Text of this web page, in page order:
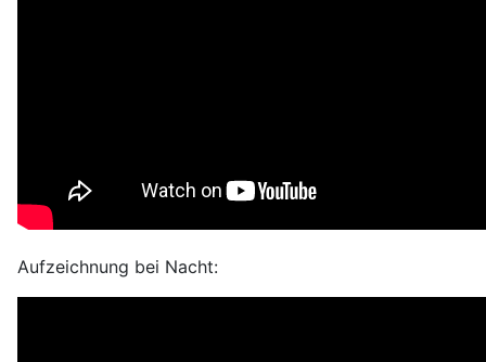
Aufzeichnung bei Nacht: